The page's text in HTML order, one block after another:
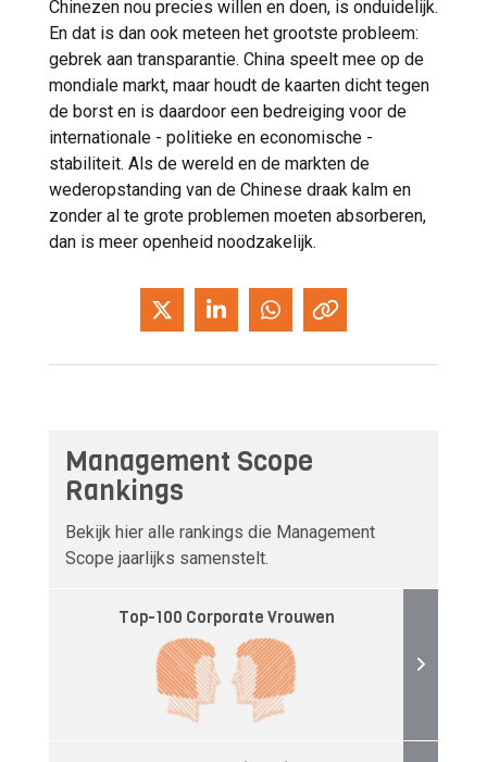
Chinezen nou precies willen en doen, is onduidelijk.
En dat is dan ook meteen het grootste probleem:
gebrek aan transparantie. China speelt mee op de
mondiale markt, maar houdt de kaarten dicht tegen
de borst en is daardoor een bedreiging voor de
internationale - politieke en economische -
stabiliteit. Als de wereld en de markten de
wederopstanding van de Chinese draak kalm en
zonder al te grote problemen moeten absorberen,
dan is meer openheid noodzakelijk.
Management Scope
Rankings
Bekijk hier alle rankings die Management
Scope jaarlijks samenstelt.
Top-100 Corporate Vrouwen